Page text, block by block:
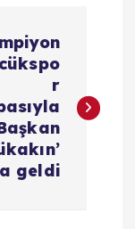
r
a geldi